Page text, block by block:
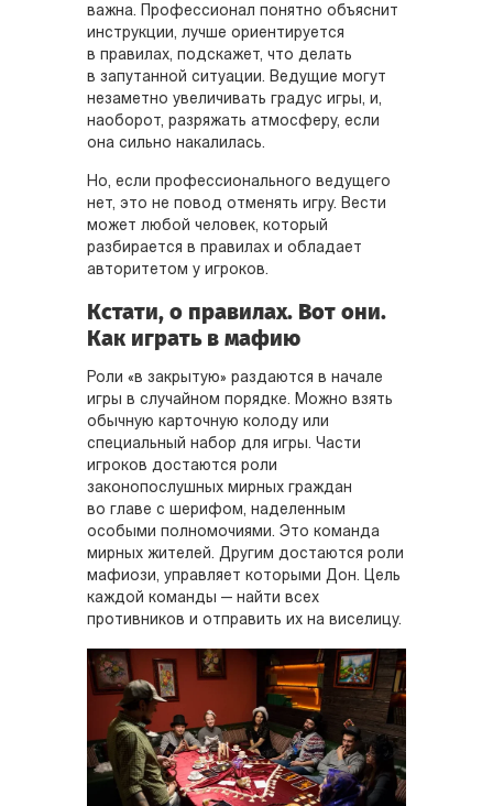
важна. Профессионал понятно объяснит
инструкции, лучше ориентируется
в правилах, подскажет, что делать
в запутанной ситуации. Ведущие могут
незаметно увеличивать градус игры, и,
наоборот, разряжать атмосферу, если
она сильно накалилась.
Но, если профессионального ведущего
нет, это не повод отменять игру. Вести
может любой человек, который
разбирается в правилах и обладает
авторитетом у игроков.
Кстати, о правилах. Вот они.
Как играть в мафию
Роли «в закрытую» раздаются в начале
игры в случайном порядке. Можно взять
обычную карточную колоду или
специальный набор для игры. Части
игроков достаются роли
законопослушных мирных граждан
во главе с шерифом, наделенным
особыми полномочиями. Это команда
мирных жителей. Другим достаются роли
мафиози, управляет которыми Дон. Цель
каждой команды — найти всех
противников и отправить их на виселицу.